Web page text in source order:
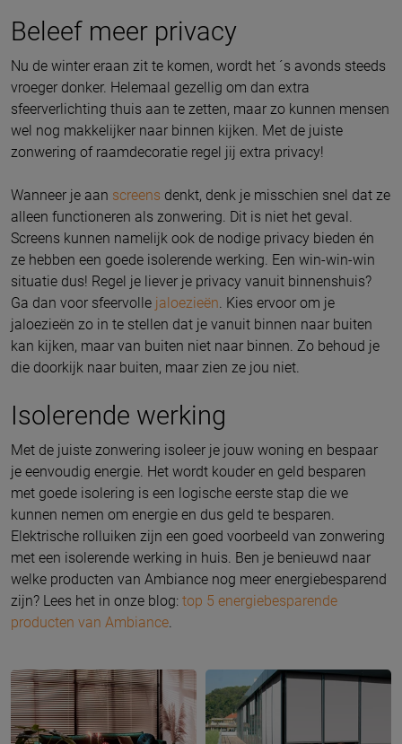
Beleef meer privacy
Nu de winter eraan zit te komen, wordt het ´s avonds steeds
vroeger donker. Helemaal gezellig om dan extra
sfeerverlichting thuis aan te zetten, maar zo kunnen mensen
wel nog makkelijker naar binnen kijken. Met de juiste
zonwering of raamdecoratie regel jij extra privacy!
Wanneer je aan screens denkt, denk je misschien snel dat ze
alleen functioneren als zonwering. Dit is niet het geval.
Screens kunnen namelijk ook de nodige privacy bieden én
ze hebben een goede isolerende werking. Een win-win-win
situatie dus! Regel je liever je privacy vanuit binnenshuis?
Ga dan voor sfeervolle jaloezieën . Kies ervoor om je
jaloezieën zo in te stellen dat je vanuit binnen naar buiten
kan kijken, maar van buiten niet naar binnen. Zo behoud je
die doorkijk naar buiten, maar zien ze jou niet.
Isolerende werking
Met de juiste zonwering isoleer je jouw woning en bespaar
je eenvoudig energie. Het wordt kouder en geld besparen
met goede isolering is een logische eerste stap die we
kunnen nemen om energie en dus geld te besparen.
Elektrische rolluiken zijn een goed voorbeeld van zonwering
met een isolerende werking in huis. Ben je benieuwd naar
welke producten van Ambiance nog meer energiebesparend
zijn? Lees het in onze blog: top 5 energiebesparende
producten van Ambiance